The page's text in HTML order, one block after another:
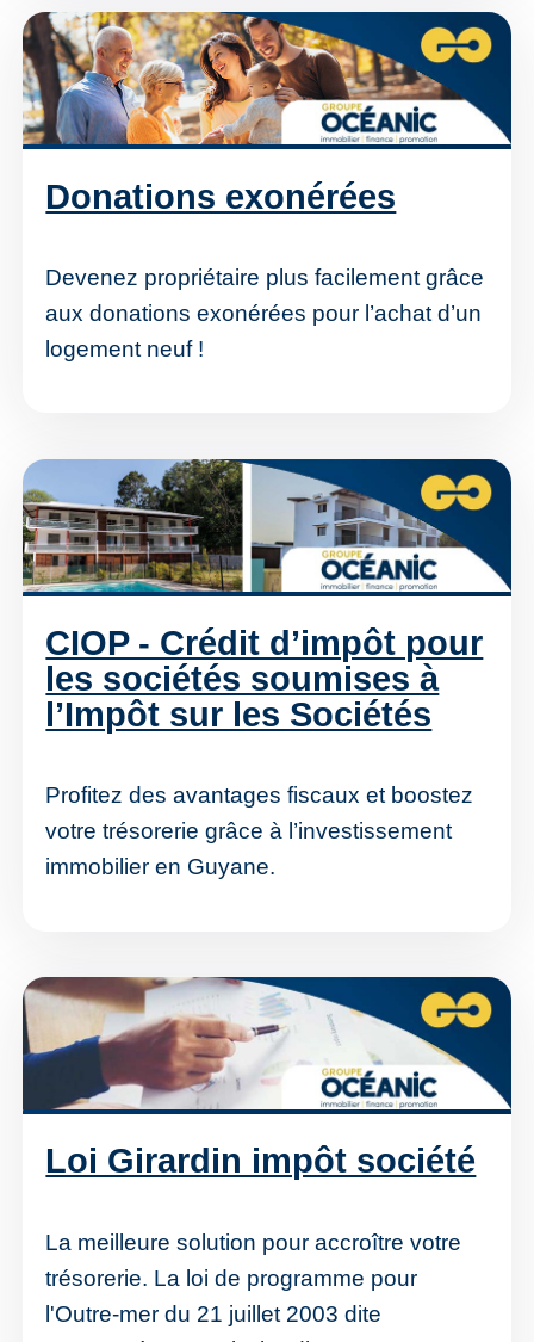
Donations exonérées
Devenez propriétaire plus facilement grâce
aux donations exonérées pour l’achat d’un
logement neuf !
CIOP - Crédit d’impôt pour
les sociétés soumises à
l’Impôt sur les Sociétés
Profitez des avantages fiscaux et boostez
votre trésorerie grâce à l’investissement
immobilier en Guyane.
Loi Girardin impôt société
La meilleure solution pour accroître votre
trésorerie. La loi de programme pour
l'Outre-mer du 21 juillet 2003 dite